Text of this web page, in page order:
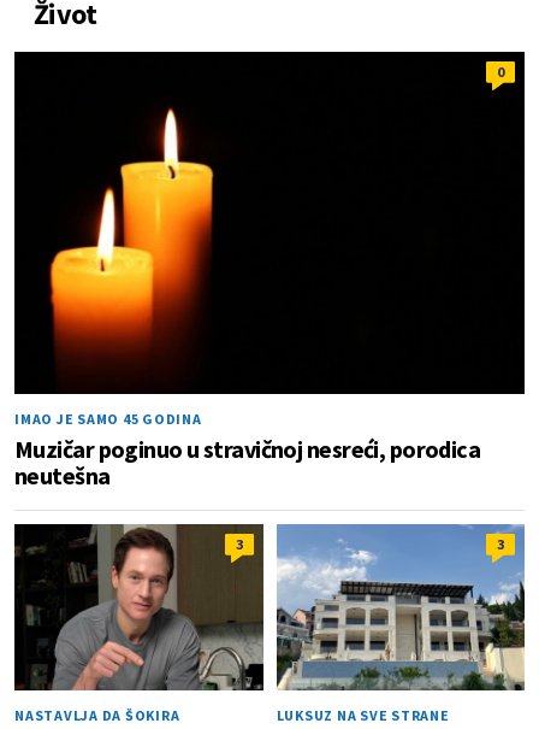
Život
0
IMAO JE SAMO 45 GODINA
Muzičar poginuo u stravičnoj nesreći, porodica
neutešna
3
NASTAVLJA DA ŠOKIRA
3
LUKSUZ NA SVE STRANE